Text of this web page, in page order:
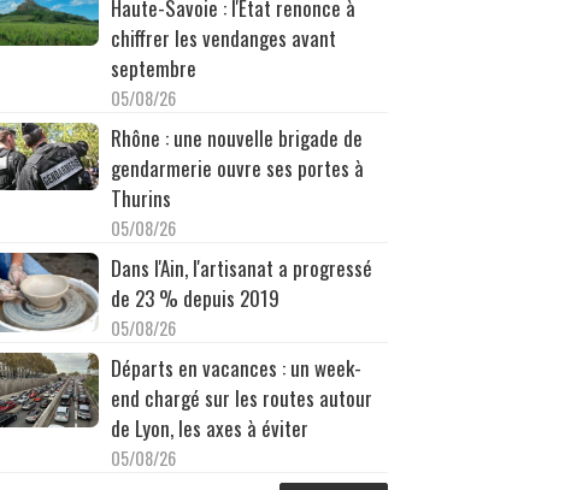
Haute-Savoie : l'État renonce à
chiffrer les vendanges avant
septembre
05/08/26
Rhône : une nouvelle brigade de
gendarmerie ouvre ses portes à
Thurins
05/08/26
Dans l'Ain, l'artisanat a progressé
de 23 % depuis 2019
05/08/26
Départs en vacances : un week-
end chargé sur les routes autour
de Lyon, les axes à éviter
05/08/26